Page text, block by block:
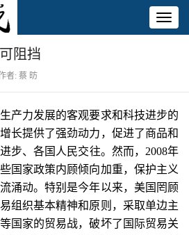
阻挡
者: 蔡 昉
力发展的客观要求和科技进步的
长提供了强劲动力，促进了商品和
步、各国人民交往。然而，2008年
国家政策内顾倾向加重，保护主义
涌动。特别是今年以来，美国罔顾
组织基本精神和原则，采取单边主
国家的贸易战，破坏了国际贸易关